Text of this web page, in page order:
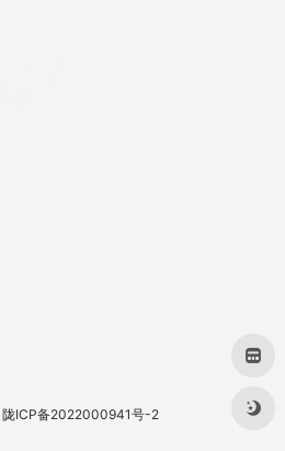
陇ICP备2022000941号-2